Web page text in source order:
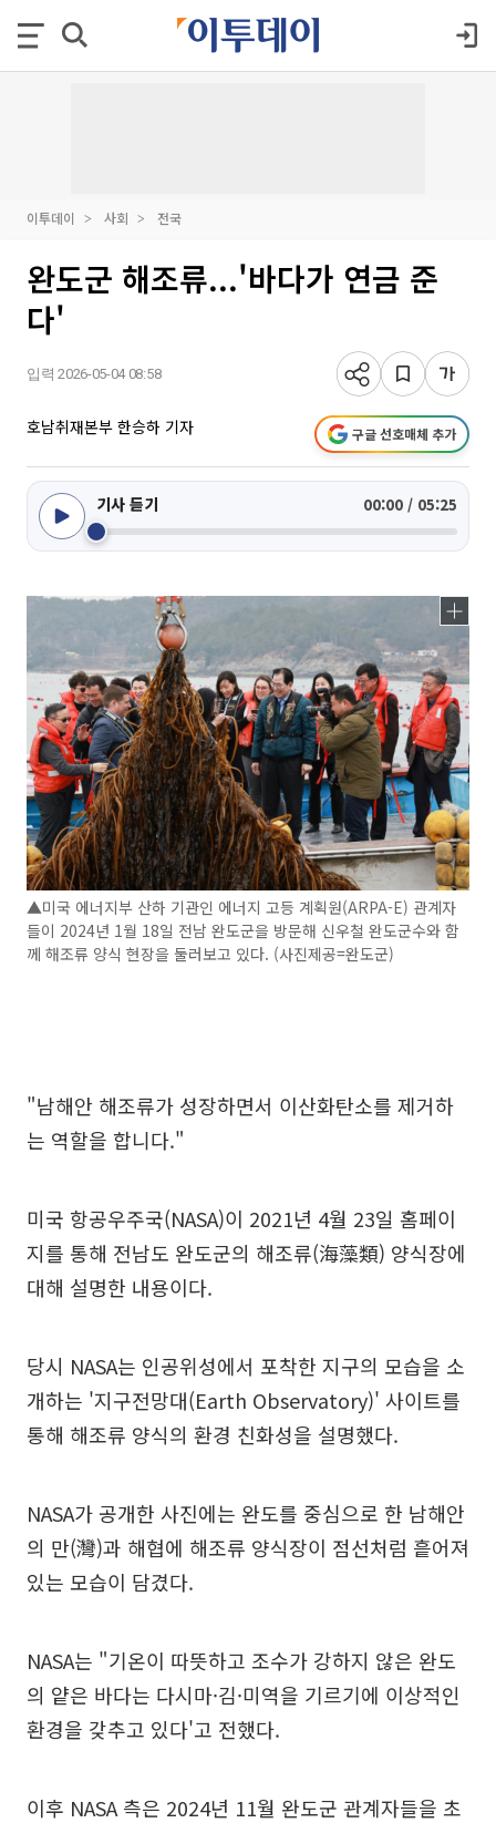
이투데이 사회 전국
완도군 해조류...'바다가 연금 준
다'
입력 2026-05-04 08:58
호남취재본부 한승하 기자 구글 선호매체 추가
기사 듣기 00:00 / 05:25
▲미국 에너지부 산하 기관인 에너지 고등 계획원(ARPA-E) 관계자
들이 2024년 1월 18일 전남 완도군을 방문해 신우철 완도군수와 함
께 해조류 양식 현장을 둘러보고 있다. (사진제공=완도군)
"남해안 해조류가 성장하면서 이산화탄소를 제거하
는 역할을 합니다."
미국 항공우주국(NASA)이 2021년 4월 23일 홈페이
지를 통해 전남도 완도군의 해조류(海藻類) 양식장에
대해 설명한 내용이다.
당시 NASA는 인공위성에서 포착한 지구의 모습을 소
개하는 '지구전망대(Earth Observatory)' 사이트를
통해 해조류 양식의 환경 친화성을 설명했다.
NASA가 공개한 사진에는 완도를 중심으로 한 남해안
의 만(灣)과 해협에 해조류 양식장이 점선처럼 흩어져
있는 모습이 담겼다.
NASA는 "기온이 따뜻하고 조수가 강하지 않은 완도
의 얕은 바다는 다시마·김·미역을 기르기에 이상적인
환경을 갖추고 있다'고 전했다.
이후 NASA 측은 2024년 11월 완도군 관계자들을 초